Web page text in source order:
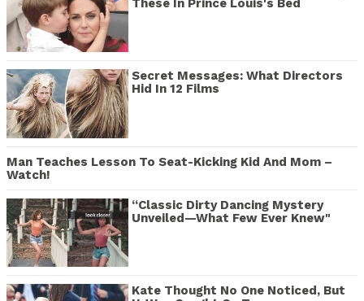
These In Prince Louis's Bed
Secret Messages: What Directors
Hid In 12 Films
Man Teaches Lesson To Seat-Kicking Kid And Mom –
Watch!
“Classic Dirty Dancing Mystery
Unveiled—What Few Ever Knew"
Kate Thought No One Noticed, But